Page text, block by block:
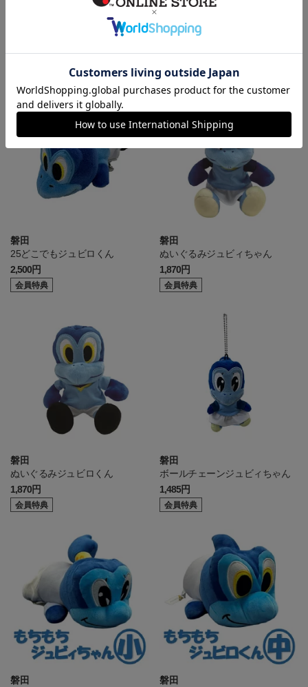
27ぬいぐるみユニフォームS
27ぬいぐるみユニフォームS
磐田
25どこでもジュビロくん
2,500円
会員特典
磐田
ぬいぐるみジュビィちゃん
1,870円
会員特典
磐田
ぬいぐるみジュビロくん
1,870円
会員特典
磐田
ボールチェーンジュビィちゃん
1,485円
会員特典
磐田
磐田